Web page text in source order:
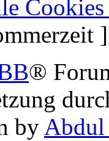
Cookies
]
®
by Abdul